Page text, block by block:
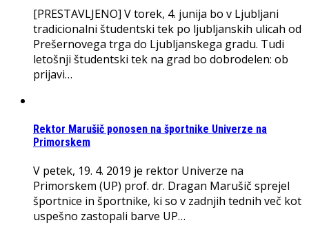
[PRESTAVLJENO] V torek, 4. junija bo v Ljubljani
tradicionalni študentski tek po ljubljanskih ulicah od
Prešernovega trga do Ljubljanskega gradu. Tudi
letošnji študentski tek na grad bo dobrodelen: ob
prijavi…
Rektor Marušič ponosen na športnike Univerze na
Primorskem
V petek, 19. 4. 2019 je rektor Univerze na
Primorskem (UP) prof. dr. Dragan Marušič sprejel
športnice in športnike, ki so v zadnjih tednih več kot
uspešno zastopali barve UP…